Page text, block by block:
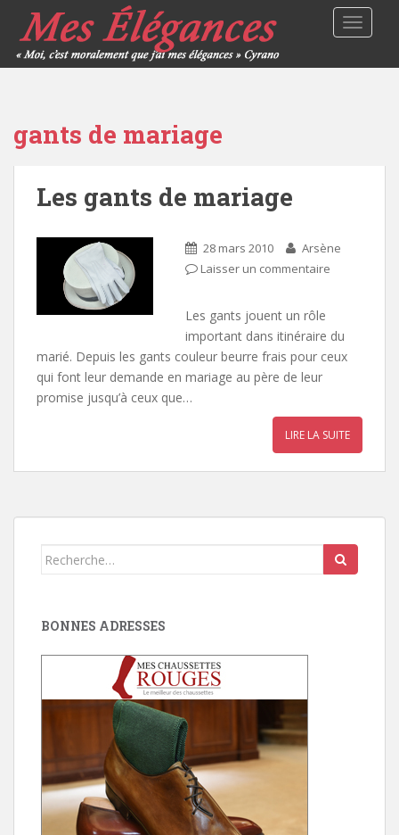
gants de mariage
Les gants de mariage
28 mars 2010
Arsène
Laisser un commentaire
Les gants jouent un rôle
important dans itinéraire du
marié. Depuis les gants couleur beurre frais pour ceux
qui font leur demande en mariage au père de leur
promise jusqu’à ceux que…
LIRE LA SUITE
Search
BONNES ADRESSES